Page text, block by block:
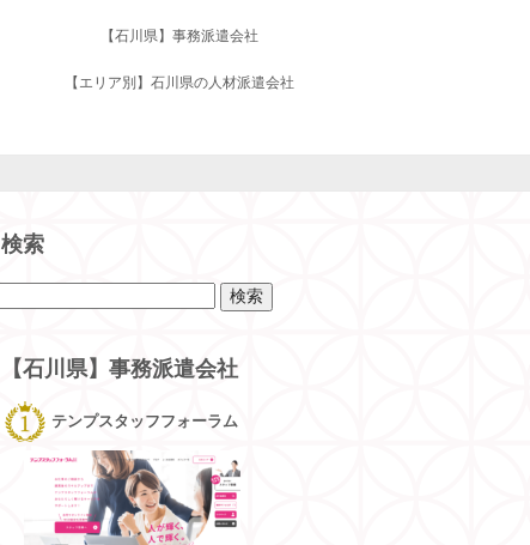
【石川県】事務派遣会社
【エリア別】石川県の人材派遣会社
検索
【石川県】事務派遣会社
テンプスタッフフォーラム